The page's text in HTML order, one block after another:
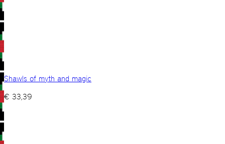
Shawls of myth and magic
€ 33,39